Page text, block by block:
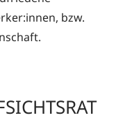
bzw.